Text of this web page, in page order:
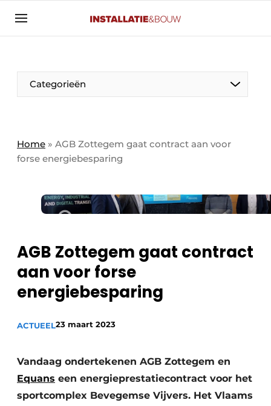
Aanmelden
Banner overzicht
BedrijvenAanmeldenBedankt voor de aanmelding
Contact
Evenement aanmelden
Meest gelezen
Podcasts
Privacy / Cookie statement
Vacature aanmelden
Vacatures
Video’s
Categorieën
Panelgesprek
HVAC
Brandbeveiliging
Ventilatie
Home » AGB Zottegem gaat contract aan voor
forse energiebesparing
AGB Zottegem gaat contract
aan voor forse
energiebesparing
ACTUEEL23 maart 2023
Vandaag ondertekenen AGB Zottegem en
Equans een energieprestatiecontract voor het
sportcomplex Bevegemse Vijvers. Het Vlaams